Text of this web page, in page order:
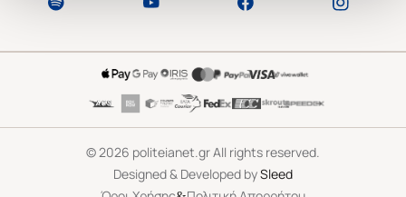
©2026 politeianet.gr All rights reserved.
Designed & Developed bySleed